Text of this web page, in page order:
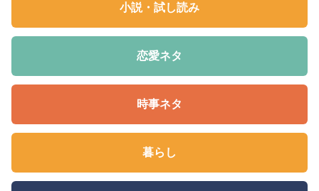
小説・試し読み
恋愛ネタ
時事ネタ
暮らし